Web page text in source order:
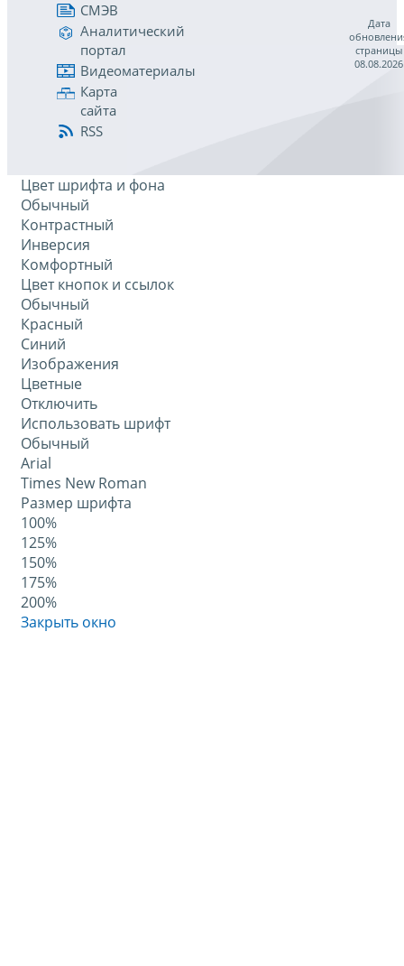
СМЭВ
Аналитический
портал
Видеоматериалы
Карта
сайта
RSS
Дата
страницы
08.08.2026
Цвет шрифта и фона
Обычный
Контрастный
Инверсия
Комфортный
Цвет кнопок и ссылок
Обычный
Красный
Синий
Изображения
Цветные
Отключить
Использовать шрифт
Обычный
Arial
Times New Roman
Размер шрифта
100%
125%
150%
175%
200%
Закрыть окно